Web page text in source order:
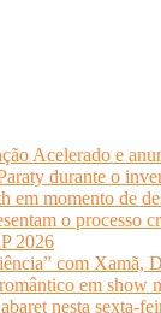
Acelerado e
durante o
em momento de
o processo
2026
com Xamã,
em show
nesta sexta-